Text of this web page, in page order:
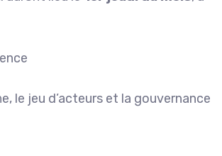
le jeu d’acteurs et la gouvernance